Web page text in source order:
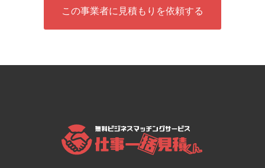
この事業者に見積もりを依頼する